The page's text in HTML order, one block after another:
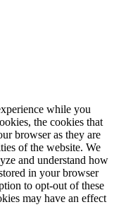
while you
the cookies that
browser as they are
of the website. We
and understand how
in your browser
to opt-out of these
may have an effect